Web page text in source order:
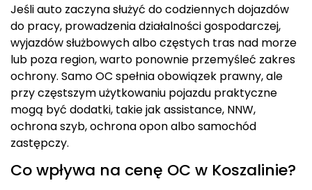
Jeśli auto zaczyna służyć do codziennych dojazdów
do pracy, prowadzenia działalności gospodarczej,
wyjazdów służbowych albo częstych tras nad morze
lub poza region, warto ponownie przemyśleć zakres
ochrony. Samo OC spełnia obowiązek prawny, ale
przy częstszym użytkowaniu pojazdu praktyczne
mogą być dodatki, takie jak assistance, NNW,
ochrona szyb, ochrona opon albo samochód
zastępczy.
Co wpływa na cenę OC w Koszalinie?